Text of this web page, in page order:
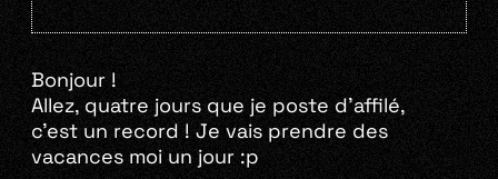
Bonjour !
Allez, quatre jours que je poste d’affilé,
c’est un record ! Je vais prendre des
vacances moi un jour :p